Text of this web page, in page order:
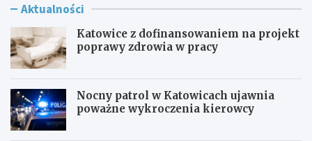
Aktualności
Katowice z dofinansowaniem na projekt
poprawy zdrowia w pracy
Nocny patrol w Katowicach ujawnia
poważne wykroczenia kierowcy